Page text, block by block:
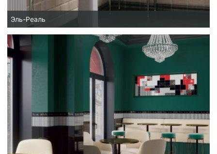
Эль-Реаль